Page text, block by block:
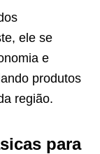
ele se
e
produtos
região.
para